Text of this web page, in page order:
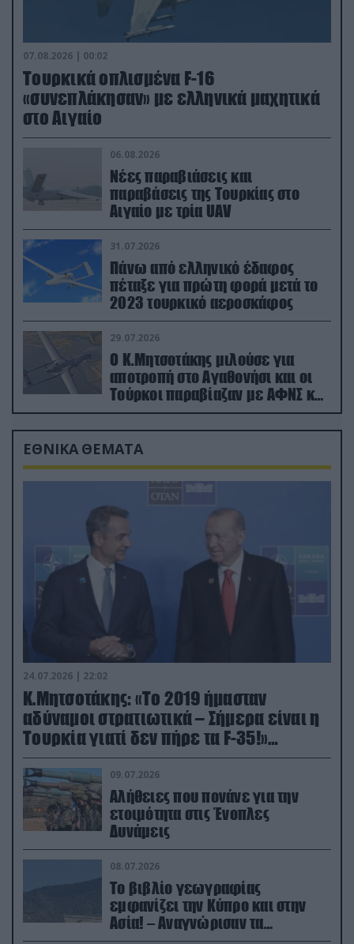
07.08.2026 | 00:02
Τουρκικά οπλισμένα F-16
«συνεπλάκησαν» με ελληνικά μαχητικά
στο Αιγαίο
06.08.2026
Νέες παραβιάσεις και
παραβάσεις της Τουρκίας στο
Αιγαίο με τρία UAV
31.07.2026
Πάνω από ελληνικό έδαφος
πέταξε για πρώτη φορά μετά το
2023 τουρκικό αεροσκάφος
29.07.2026
Ο Κ.Μητσοτάκης μιλούσε για
αποτροπή στο Αγαθονήσι και οι
Τούρκοι παραβίαζαν με ΑΦΝΣ και
drone
ΕΘΝΙΚΑ ΘΕΜΑΤΑ
24.07.2026 | 22:02
Κ.Μητσοτάκης: «Το 2019 ήμασταν
αδύναμοι στρατιωτικά – Σήμερα είναι η
Τουρκία γιατί δεν πήρε τα F-35!»
(βίντεο)
09.07.2026
Αλήθειες που πονάνε για την
ετοιμότητα στις Ένοπλες
Δυνάμεις
08.07.2026
Το βιβλίο γεωγραφίας
εμφανίζει την Κύπρο και στην
Ασία! – Αναγνώρισαν τα
κατεχόμενα; (φωτο)